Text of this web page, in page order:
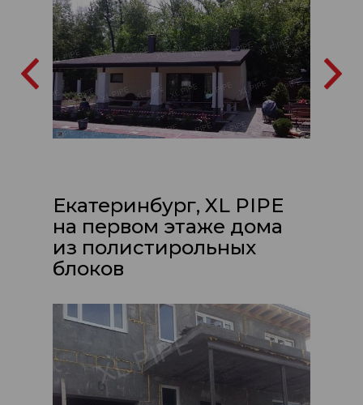
Екатеринбург, XL PIPE
на первом этаже дома
из полистирольных
блоков